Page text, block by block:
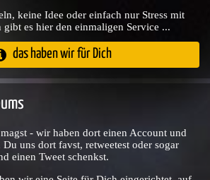
keine Idee oder einfach nur Stress mit
es hier den einmaligen Service ...
das haben wir für Dich
- wir haben dort einen Account und
uns dort favst, retweetest oder sogar
einen Tweet schenkst.